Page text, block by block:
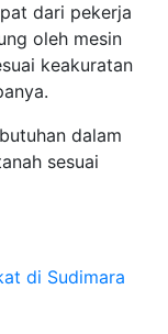
dari pekerja
oleh mesin
keakuratan
dalam
sesuai
di Sudimara